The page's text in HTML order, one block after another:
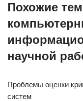
Похожие
научной
Проблемы оценки
систем